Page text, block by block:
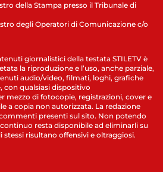
della Stampa presso il Tribunale di
degli Operatori di Comunicazione c/o
giornalistici della testata STILETV è
la riproduzione e l’uso, anche parziale,
audio/video, filmati, loghi, grafiche
con qualsiasi dispositivo
mezzo di fotocopie, registrazioni, cover e
a copia non autorizzata. La redazione
presenti sul sito. Non potendo
resta disponibile ad eliminarli su
stessi risultano offensivi e oltraggiosi.